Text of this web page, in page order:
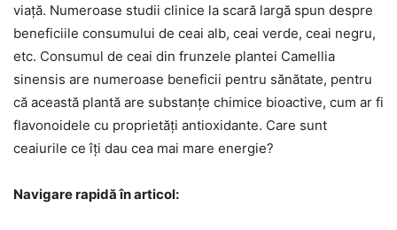
viață. Numeroase studii clinice la scară largă spun despre
beneficiile consumului de ceai alb, ceai verde, ceai negru,
etc. Consumul de ceai din frunzele plantei Camellia
sinensis are numeroase beneficii pentru sănătate, pentru
că această plantă are substanțe chimice bioactive, cum ar fi
flavonoidele cu proprietăți antioxidante. Care sunt
ceaiurile ce îți dau cea mai mare energie?
Navigare rapidă în articol: